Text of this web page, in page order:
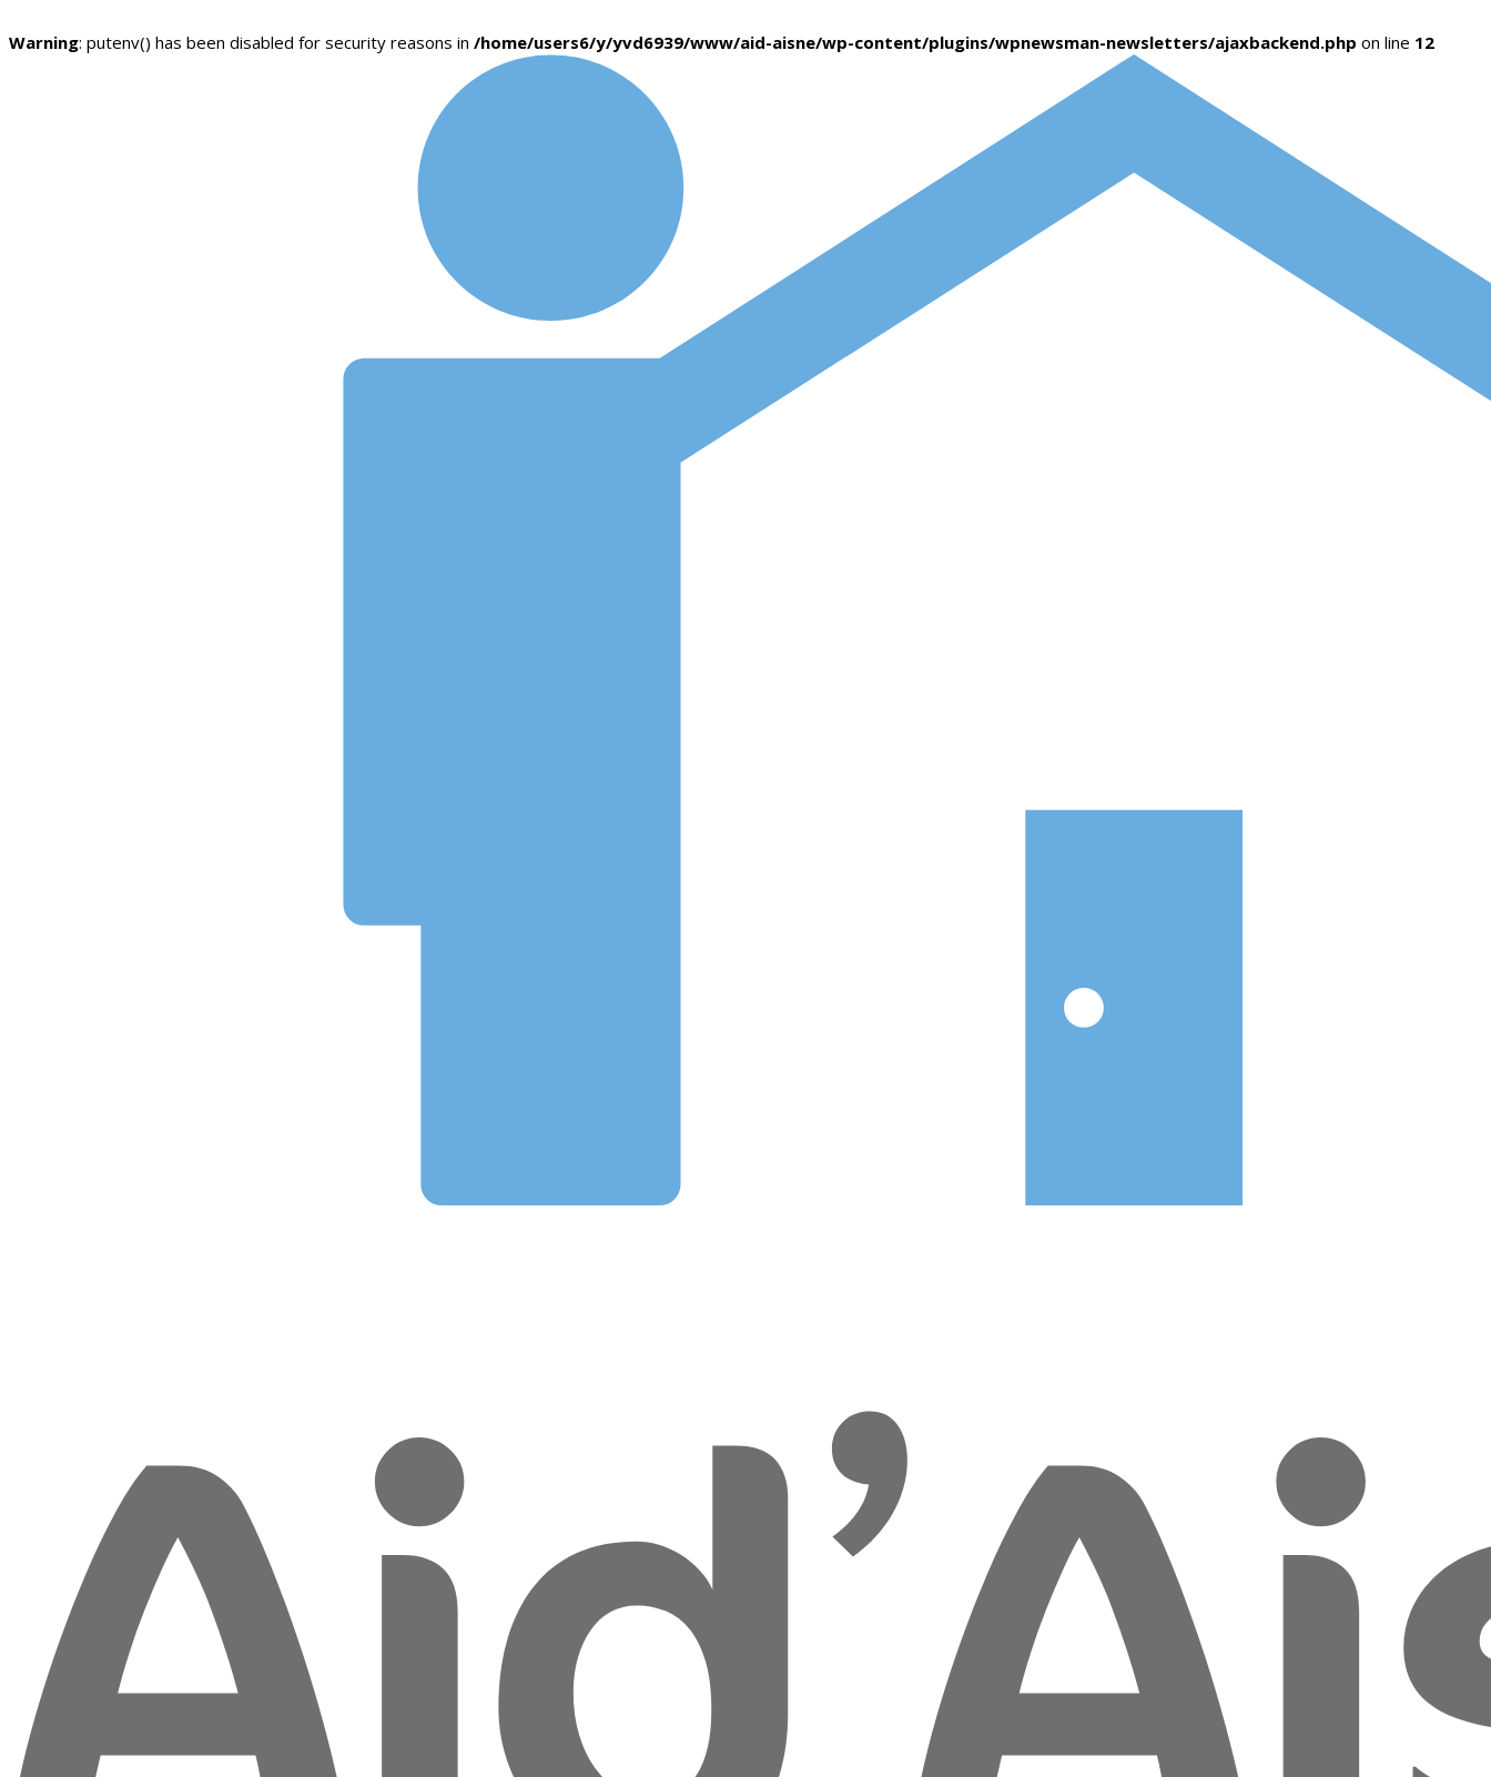
Warning: putenv() has been disabled for security reasons in /home/users6/y/yvd6939/www/aid-aisne/wp-content/plugins/wpnewsman-newsletters/ajaxbackend.php on line 12